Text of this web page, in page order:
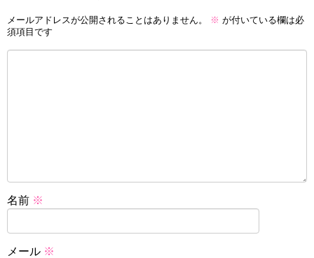
メールアドレスが公開されることはありません。 ※ が付いている欄は必
須項目です
名前 ※
メール ※